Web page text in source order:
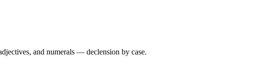
and numerals — declension by case.